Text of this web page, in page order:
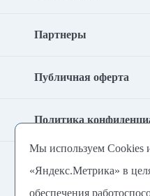
Мы используем Cookies
«Яндекс.Метрика» в
обеспечения
Партнеры
Публичная оферта
Политика